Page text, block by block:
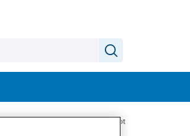
Asennuskiskot